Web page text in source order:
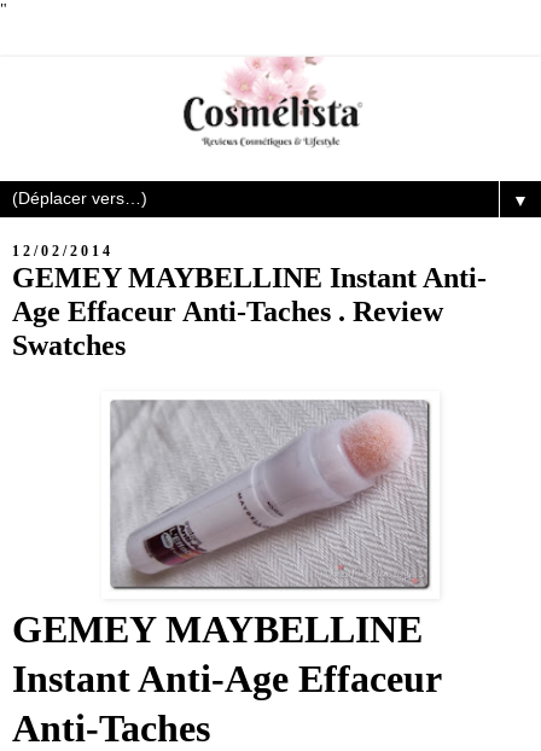
"
▼
12/02/2014
GEMEY MAYBELLINE Instant Anti-
Age Effaceur Anti-Taches . Review
Swatches
GEMEY MAYBELLINE
Instant Anti-Age Effaceur
Anti-Taches